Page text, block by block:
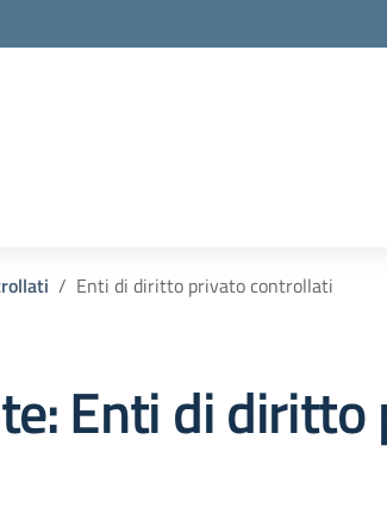
Enti di diritto privato controllati
Enti di diritto